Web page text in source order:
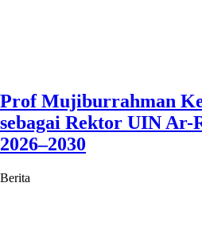
Prof Mujiburrahman
sebagai Rektor UIN Ar-
2026–2030
Berita